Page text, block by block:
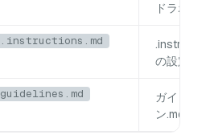
ドラボ
.instructions.md
の設定
guidelines.md
ガイドラ
ン.mdの